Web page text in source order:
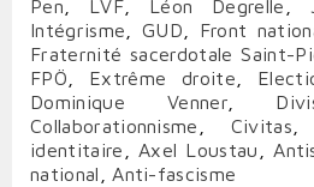
Pen
LVF, Léon Degrelle
Intégrisme
GUD Front
Fraternité sacerdotale Saint-
FPÖ
Extrême droite
Dominique Venner,
Collaborationnisme
Civitas
identitaire
Axel Loustau
national
Anti-fascisme